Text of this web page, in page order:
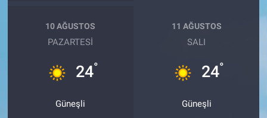
10 AĞUSTOS
PAZARTESI
24°
Güneşli
11 AĞUSTOS
SALI
24°
Güneşli
Kültür - Sanat